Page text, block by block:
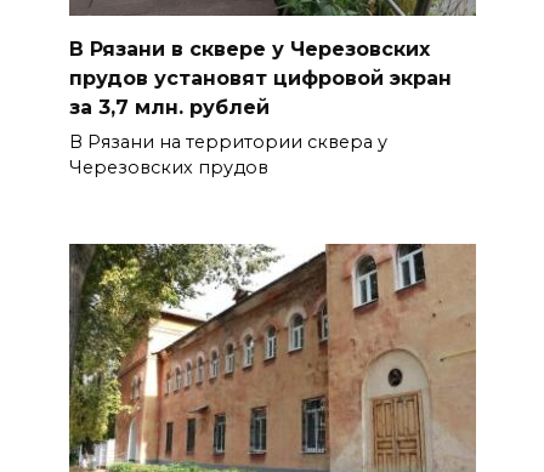
В Рязани в сквере у Черезовских
прудов установят цифровой экран
за 3,7 млн. рублей
В Рязани на территории сквера у
Черезовских прудов